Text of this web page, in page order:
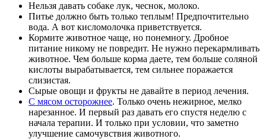
Нельзя давать собаке лук, чеснок, молоко.
Питье должно быть только теплым! Предпочтительно
вода. А вот кисломолочка приветствуется.
Кормите животное чаще, но понемногу. Дробное
питание никому не повредит. Не нужно перекармливать
животное. Чем больше корма даете, тем больше соляной
кислоты вырабатывается, тем сильнее поражается
слизистая.
Сырые овощи и фрукты не давайте в период лечения.
С мясом осторожнее. Только очень нежирное, мелко
нарезанное. И первый раз давать его спустя неделю с
начала терапии. И только при условии, что заметно
улучшение самочувствия животного.